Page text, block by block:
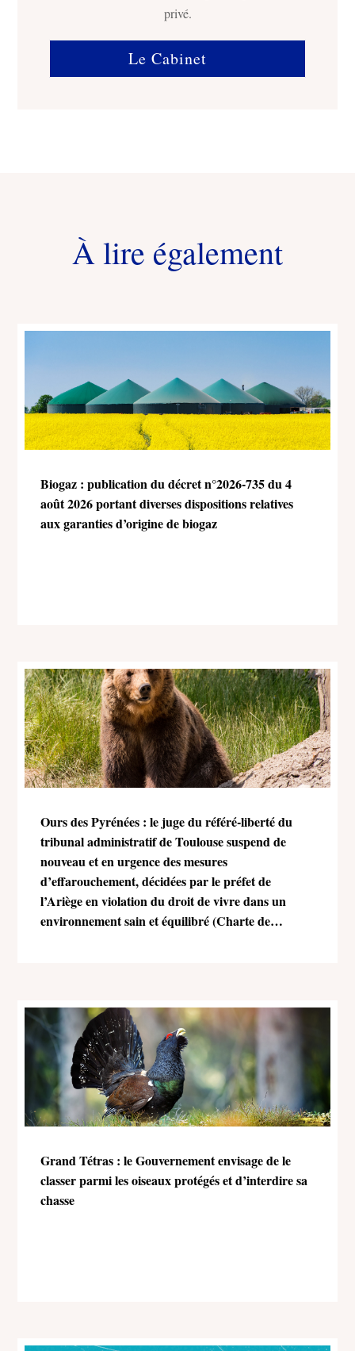
privé.
Le Cabinet
À lire également
Biogaz : publication du décret n°2026-735 du 4
août 2026 portant diverses dispositions relatives
aux garanties d’origine de biogaz
Ours des Pyrénées : le juge du référé-liberté du
tribunal administratif de Toulouse suspend de
nouveau et en urgence des mesures
d’effarouchement, décidées par le préfet de
l’Ariège en violation du droit de vivre dans un
environnement sain et équilibré (Charte de
Grand Tétras : le Gouvernement envisage de le
classer parmi les oiseaux protégés et d’interdire sa
chasse